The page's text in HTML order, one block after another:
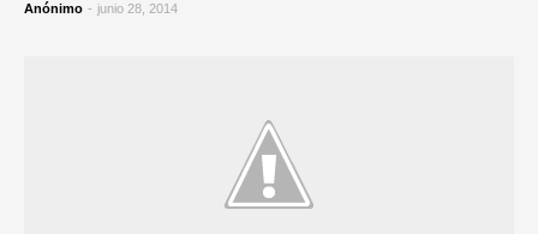
Anónimo - junio 28, 2014